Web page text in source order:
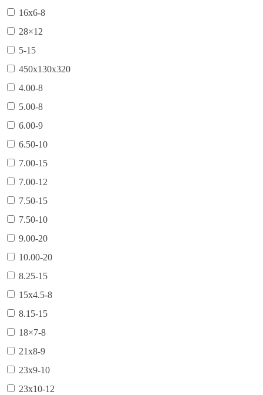
16х6-8
28×12
5-15
450х130х320
4.00-8
5.00-8
6.00-9
6.50-10
7.00-15
7.00-12
7.50-15
7.50-10
9.00-20
10.00-20
8.25-15
15х4.5-8
8.15-15
18×7-8
21х8-9
23х9-10
23х10-12